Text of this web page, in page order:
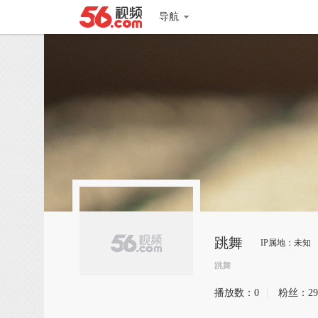
导航
跳舞 IP属地：未知
跳舞
播放数： 0 粉丝： 29